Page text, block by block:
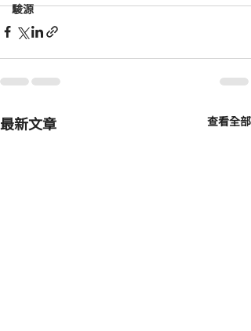
駿源
最新文章 查看全部